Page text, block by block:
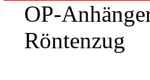
OP-
Röntenzug